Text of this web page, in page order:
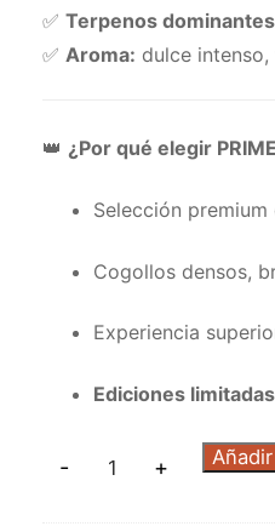
✅ Terpenos
✅ Aroma: dulce
👑 ¿Por qué elegir
Selección
Cogollos densos,
Experiencia
Ediciones limitadas
- +